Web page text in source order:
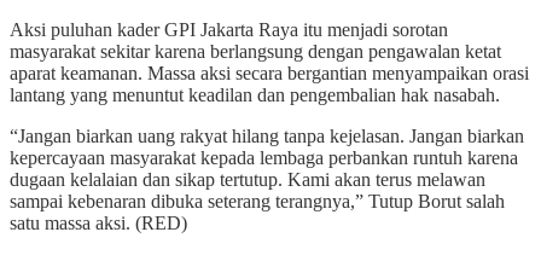
Aksi puluhan kader GPI Jakarta Raya itu menjadi sorotan
masyarakat sekitar karena berlangsung dengan pengawalan ketat
aparat keamanan. Massa aksi secara bergantian menyampaikan orasi
lantang yang menuntut keadilan dan pengembalian hak nasabah.
“Jangan biarkan uang rakyat hilang tanpa kejelasan. Jangan biarkan
kepercayaan masyarakat kepada lembaga perbankan runtuh karena
dugaan kelalaian dan sikap tertutup. Kami akan terus melawan
sampai kebenaran dibuka seterang terangnya,” Tutup Borut salah
satu massa aksi. (RED)